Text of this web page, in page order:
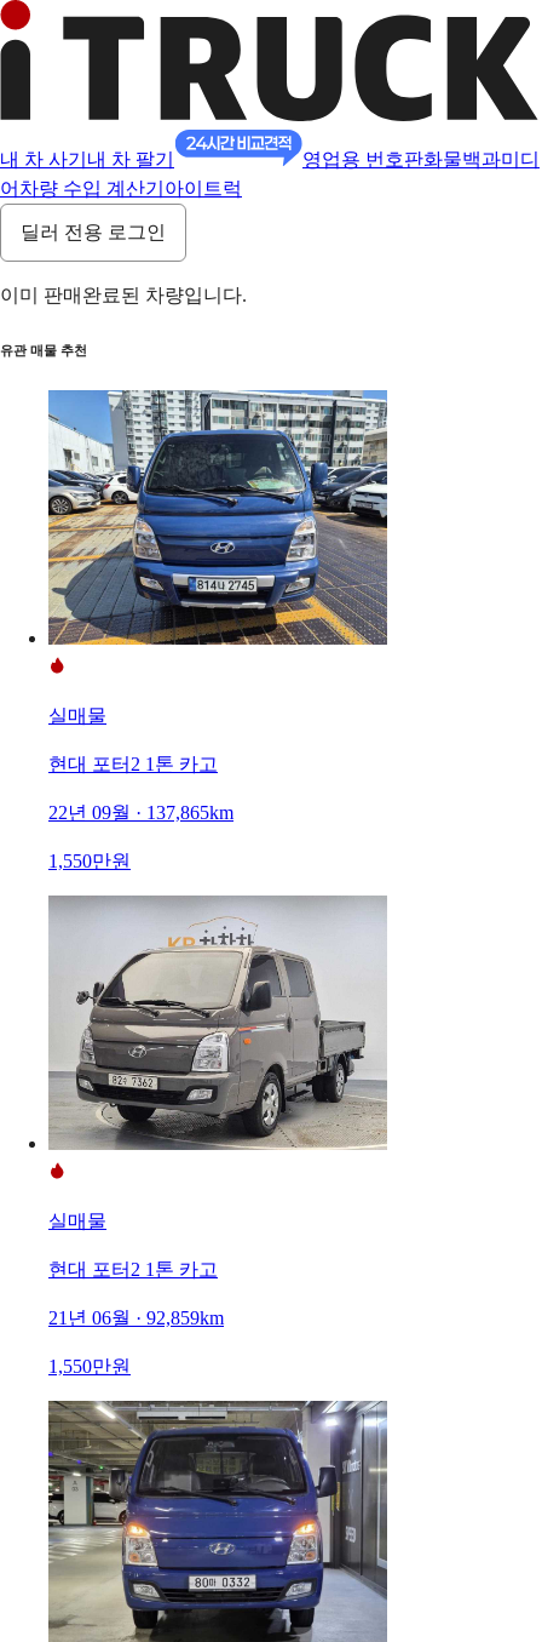
내 차 사기 내 차 팔기 영업용 번호판화물백과미디
어 차량 수입 계산기 아이트럭
딜러 전용 로그인
이미 판매완료된 차량입니다.
유관 매물 추천
실매물
현대 포터2 1톤 카고
22년 09월 · 137,865km
1,550만원
실매물
현대 포터2 1톤 카고
21년 06월 · 92,859km
1,550만원